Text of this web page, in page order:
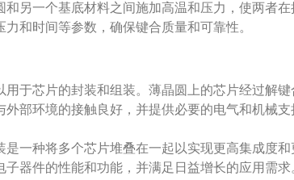
另一个基底材料之间施加高温和压力，使两者
和时间等参数，确保键合质量和可靠性。
芯片的封装和组装。薄晶圆上的芯片经过解
部环境的接触良好，并提供必要的电气和机械支
种将多个芯片堆叠在一起以实现更高集成度
器件的性能和功能，并满足日益增长的应用需求